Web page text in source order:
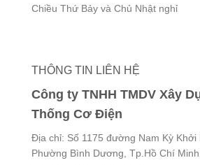
Chiều Thứ Bảy và Chủ Nhật nghỉ
THÔNG TIN LIÊN HỆ
Công ty TNHH TMDV Xây
Thống Cơ Điện
Địa chỉ: Số 1175 đường Nam Kỳ Khởi
Phường Bình Dương, Tp.Hồ Chí